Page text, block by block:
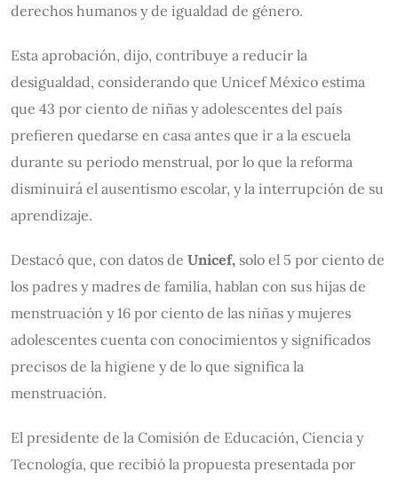
derechos humanos y de igualdad de género.
Esta aprobación, dijo, contribuye a reducir la
desigualdad, considerando que Unicef México estima
que 43 por ciento de niñas y adolescentes del país
prefieren quedarse en casa antes que ir a la escuela
durante su periodo menstrual, por lo que la reforma
disminuirá el ausentismo escolar, y la interrupción de su
aprendizaje.
Destacó que, con datos de Unicef, solo el 5 por ciento de
los padres y madres de familia, hablan con sus hijas de
menstruación y 16 por ciento de las niñas y mujeres
adolescentes cuenta con conocimientos y significados
precisos de la higiene y de lo que significa la
menstruación.
El presidente de la Comisión de Educación, Ciencia y
Tecnología, que recibió la propuesta presentada por